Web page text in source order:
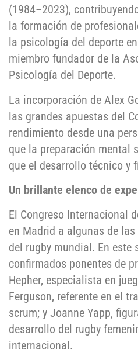
(1984–2023),
la formación de
la psicología del deporte
miembro fundador de la
Psicología del Deporte.
La incorporación de Alex
las grandes apuestas del
rendimiento desde una
que la preparación mental
que el desarrollo técnico y
Un brillante elenco de
El Congreso Internacional
en Madrid a algunas de
del rugby mundial. En este
confirmados ponentes de
Hepher, especialista en
Ferguson, referente en el
scrum; y Joanne Yapp,
desarrollo del rugby
internacional.